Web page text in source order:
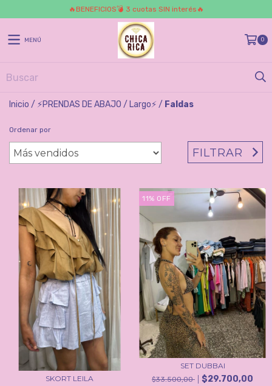
🔥BENEFICIOS💣 3 cuotas SIN interés🔥
MENÚ 0
Inicio / ⚡️PRENDAS DE ABAJO / Largo⚡️ / Faldas
Ordenar por
FILTRAR
SKORT LEILA
11% OFF
SET DUBBAI
$33.500,00 $29.700,00